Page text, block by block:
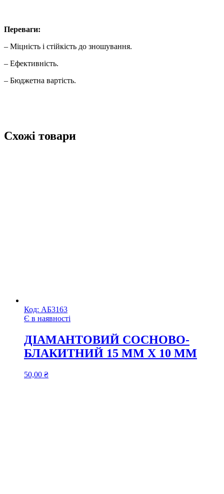
Переваги:
– Міцність і стійкість до зношування.
– Ефективність.
– Бюджетна вартість.
Схожі товари
Код: АБ3163
Є в наявності
ДІАМАНТОВИЙ СОСНОВО-
БЛАКИТНИЙ 15 ММ X 10 ММ
50,00 ₴